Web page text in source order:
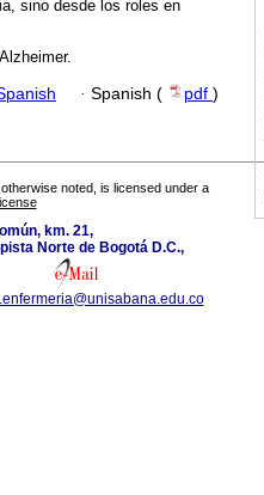
sino desde los roles en
· Spanish ( pdf )
noted, is licensed under a
km. 21,
Norte de Bogotá D.C.,